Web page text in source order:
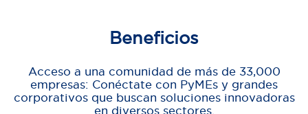
Beneficios
Acceso a una comunidad de más de 33,000
empresas: Conéctate con PyMEs y grandes
corporativos que buscan soluciones innovadoras
en diversos sectores.